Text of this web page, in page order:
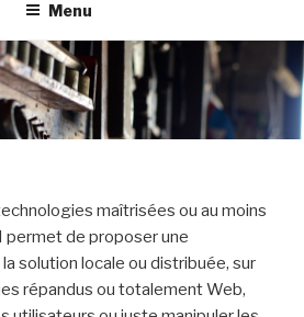
Menu
maîtrisées ou au moins
permet de proposer une
solution locale ou distribuée, sur
répandus ou totalement Web,